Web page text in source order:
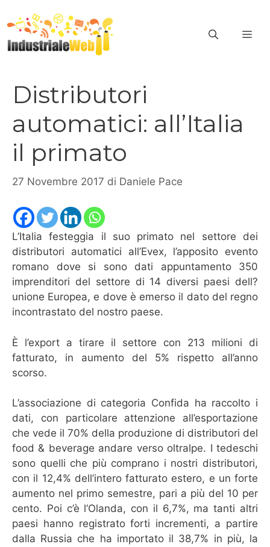
al
contenuto
Distributori
automatici: all’Italia
il primato
27 Novembre 2017 di Daniele Pace
L’Italia festeggia il suo primato nel settore dei
distributori automatici all’Evex, l’apposito evento
romano dove si sono dati appuntamento 350
imprenditori del settore di 14 diversi paesi dell?
unione Europea, e dove è emerso il dato del regno
incontrastato del nostro paese.
È l’export a tirare il settore con 213 milioni di
fatturato, in aumento del 5% rispetto all’anno
scorso.
L’associazione di categoria Confida ha raccolto i
dati, con particolare attenzione all’esportazione
che vede il 70% della produzione di distributori del
food & beverage andare verso oltralpe. I tedeschi
sono quelli che più comprano i nostri distributori,
con il 12,4% dell’intero fatturato estero, e un forte
aumento nel primo semestre, pari a più del 10 per
cento. Poi c’è l’Olanda, con il 6,7%, ma tanti altri
paesi hanno registrato forti incrementi, a partire
dalla Russia che ha importato il 38,7% in più, la